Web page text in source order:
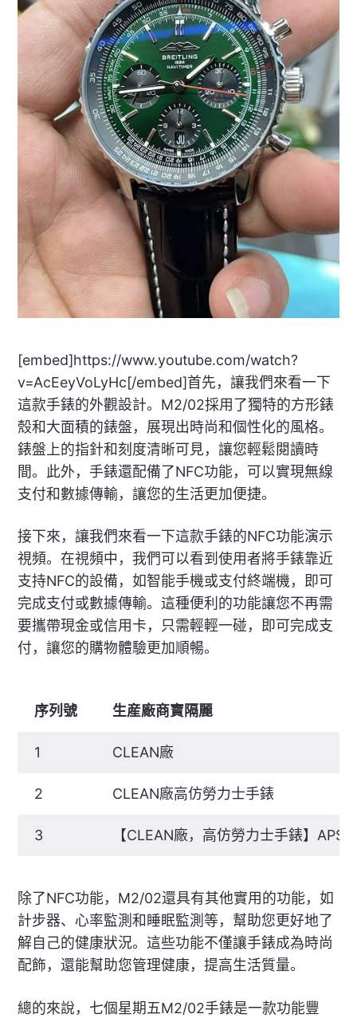
[embed]https://www.youtube.com/watch?
v=AcEeyVoLyHc[/embed]首先，讓我們來看一下
這款手錶的外觀設計。M2/02採用了獨特的方形錶
殼和大面積的錶盤，展現出時尚和個性化的風格。
錶盤上的指針和刻度清晰可見，讓您輕鬆閱讀時
間。此外，手錶還配備了NFC功能，可以實現無線
支付和數據傳輸，讓您的生活更加便捷。
接下來，讓我們來看一下這款手錶的NFC功能演示
視頻。在視頻中，我們可以看到使用者將手錶靠近
支持NFC的設備，如智能手機或支付終端機，即可
完成支付或數據傳輸。這種便利的功能讓您不再需
要攜帶現金或信用卡，只需輕輕一碰，即可完成支
付，讓您的購物體驗更加順暢。
序列號 生産廠商寶隔麗
1 CLEAN廠
2 CLEAN廠高仿勞力士手錶
3 【CLEAN廠，高仿勞力士手錶】
除了NFC功能，M2/02還具有其他實用的功能，如
計步器、心率監測和睡眠監測等，幫助您更好地了
解自己的健康狀況。這些功能不僅讓手錶成為時尚
配飾，還能幫助您管理健康，提高生活質量。
總的來說，七個星期五M2/02手錶是一款功能豐